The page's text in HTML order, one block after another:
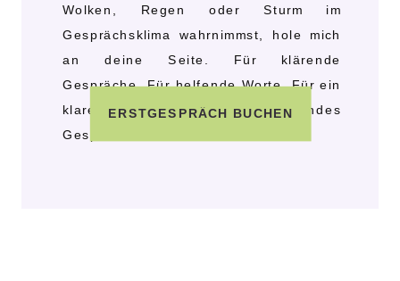
Wolken, Regen oder Sturm im
Gesprächsklima wahrnimmst, hole mich
an deine Seite. Für klärende
Gespräche. Für helfende Worte. Für ein
klares und wertschätzendes
Gesprächsklima.
ERSTGESPRÄCH BUCHEN